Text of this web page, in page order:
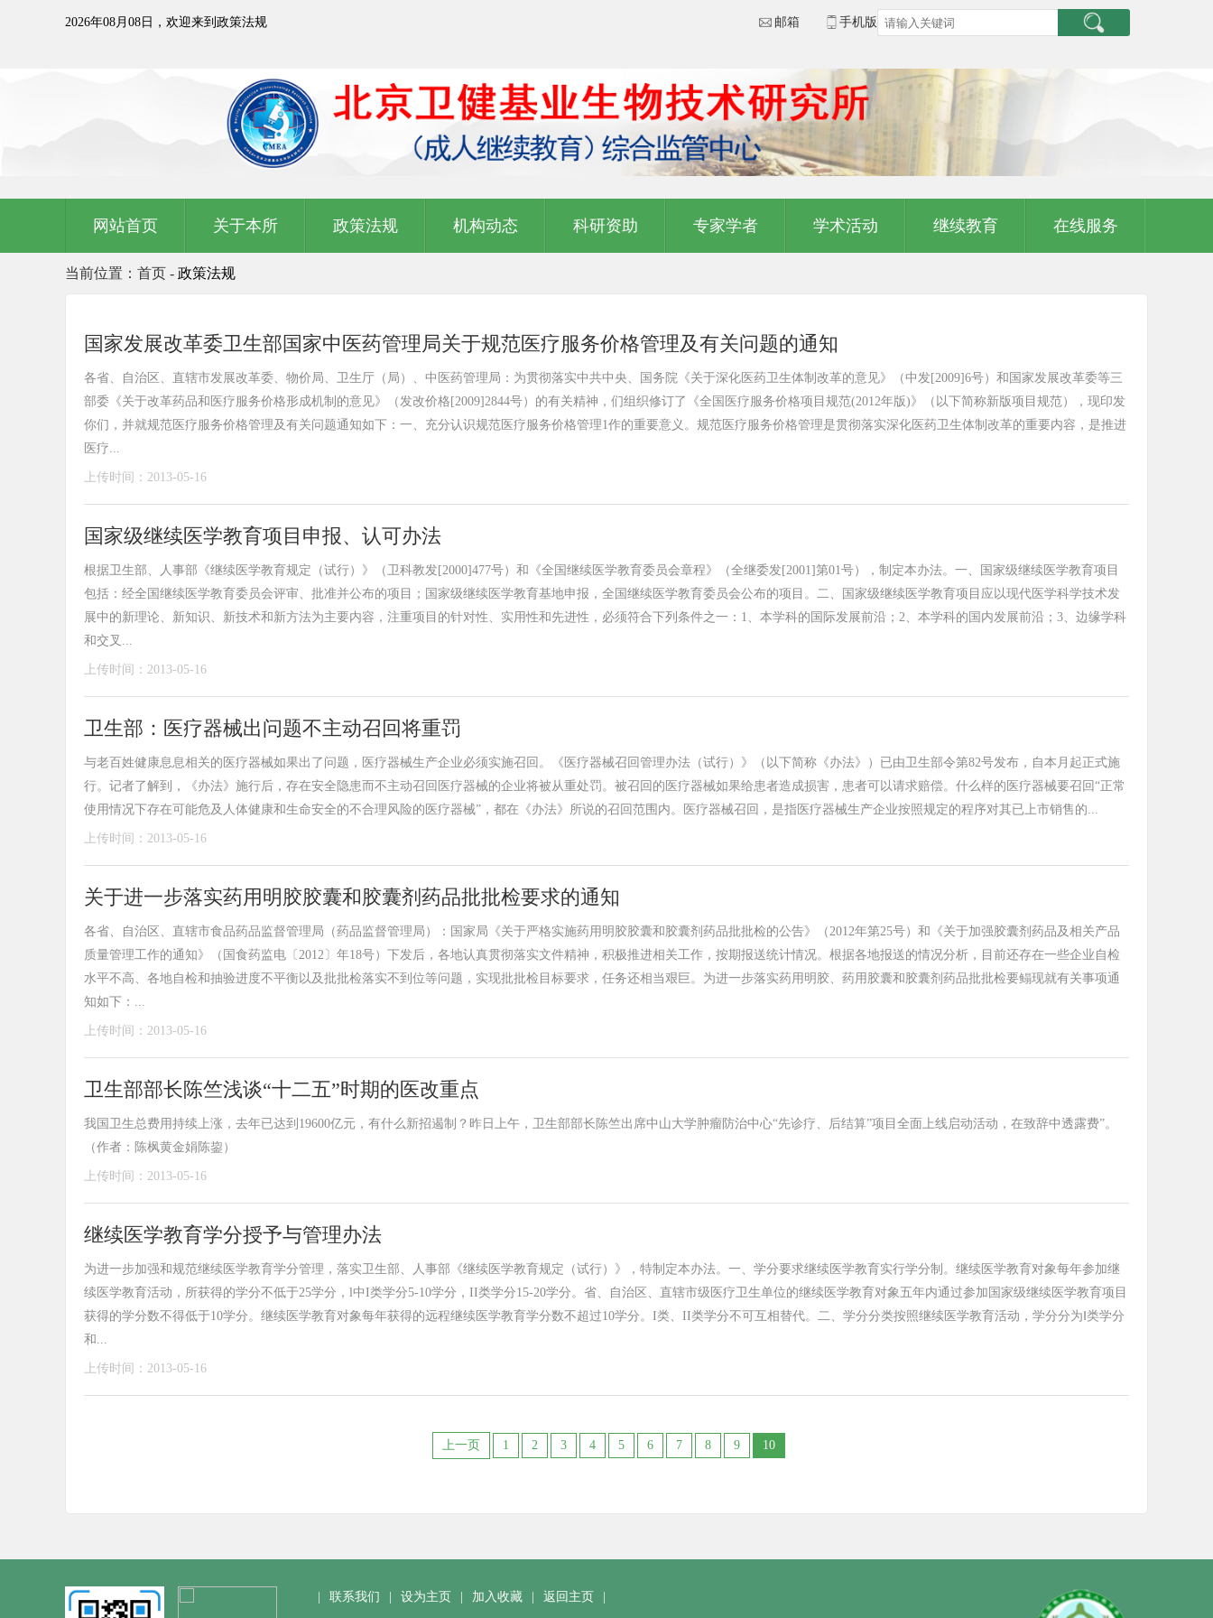
2026年08月08日，欢迎来到政策法规 邮箱 手机版
网站首页 关于本所 政策法规 机构动态 科研资助 专家学者 学术活动 继续教育 在线服务
当前位置：首页 - 政策法规
国家发展改革委卫生部国家中医药管理局关于规范医疗服务价格管理及有关问题的通知
各省、自治区、直辖市发展改革委、物价局、卫生厅（局）、中医药管理局：为贯彻落实中共中央、国务院《关于深化医药卫生体制改革的意见》（中发[2009]6号）和国家发展改革委等三
部委《关于改革药品和医疗服务价格形成机制的意见》（发改价格[2009]2844号）的有关精神，们组织修订了《全国医疗服务价格项目规范(2012年版)》（以下简称新版项目规范），现印发
你们，并就规范医疗服务价格管理及有关问题通知如下：一、充分认识规范医疗服务价格管理1作的重要意义。规范医疗服务价格管理是贯彻落实深化医药卫生体制改革的重要内容，是推进
医疗...
上传时间：2013-05-16
国家级继续医学教育项目申报、认可办法
根据卫生部、人事部《继续医学教育规定（试行）》（卫科教发[2000]477号）和《全国继续医学教育委员会章程》（全继委发[2001]第01号），制定本办法。一、国家级继续医学教育项目
包括：经全国继续医学教育委员会评审、批准并公布的项目；国家级继续医学教育基地申报，全国继续医学教育委员会公布的项目。二、国家级继续医学教育项目应以现代医学科学技术发
展中的新理论、新知识、新技术和新方法为主要内容，注重项目的针对性、实用性和先进性，必须符合下列条件之一：1、本学科的国际发展前沿；2、本学科的国内发展前沿；3、边缘学科
和交叉...
上传时间：2013-05-16
卫生部：医疗器械出问题不主动召回将重罚
与老百姓健康息息相关的医疗器械如果出了问题，医疗器械生产企业必须实施召回。《医疗器械召回管理办法（试行）》（以下简称《办法》）已由卫生部令第82号发布，自本月起正式施
行。记者了解到，《办法》施行后，存在安全隐患而不主动召回医疗器械的企业将被从重处罚。被召回的医疗器械如果给患者造成损害，患者可以请求赔偿。什么样的医疗器械要召回“正常
使用情况下存在可能危及人体健康和生命安全的不合理风险的医疗器械”，都在《办法》所说的召回范围内。医疗器械召回，是指医疗器械生产企业按照规定的程序对其已上市销售的...
上传时间：2013-05-16
关于进一步落实药用明胶胶囊和胶囊剂药品批批检要求的通知
各省、自治区、直辖市食品药品监督管理局（药品监督管理局）：国家局《关于严格实施药用明胶胶囊和胶囊剂药品批批检的公告》（2012年第25号）和《关于加强胶囊剂药品及相关产品
质量管理工作的通知》（国食药监电〔2012〕年18号）下发后，各地认真贯彻落实文件精神，积极推进相关工作，按期报送统计情况。根据各地报送的情况分析，目前还存在一些企业自检
水平不高、各地自检和抽验进度不平衡以及批批检落实不到位等问题，实现批批检目标要求，任务还相当艰巨。为进一步落实药用明胶、药用胶囊和胶囊剂药品批批检要鳎现就有关事项通
知如下：...
上传时间：2013-05-16
卫生部部长陈竺浅谈“十二五”时期的医改重点
我国卫生总费用持续上涨，去年已达到19600亿元，有什么新招遏制？昨日上午，卫生部部长陈竺出席中山大学肿瘤防治中心“先诊疗、后结算”项目全面上线启动活动，在致辞中透露费”。
（作者：陈枫黄金娟陈鋆）
上传时间：2013-05-16
继续医学教育学分授予与管理办法
为进一步加强和规范继续医学教育学分管理，落实卫生部、人事部《继续医学教育规定（试行）》，特制定本办法。一、学分要求继续医学教育实行学分制。继续医学教育对象每年参加继
续医学教育活动，所获得的学分不低于25学分，l中I类学分5-10学分，II类学分15-20学分。省、自治区、直辖市级医疗卫生单位的继续医学教育对象五年内通过参加国家级继续医学教育项目
获得的学分数不得低于10学分。继续医学教育对象每年获得的远程继续医学教育学分数不超过10学分。I类、II类学分不可互相替代。二、学分分类按照继续医学教育活动，学分分为Ⅰ类学分
和...
上传时间：2013-05-16
上一页 1 2 3 4 5 6 7 8 9 10
联系我们 设为主页 加入收藏 返回主页